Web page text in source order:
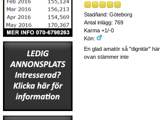
Stad/land: Göteborg
Antal inlägg: 769
Karma +1/-0
Kön:
En glad amatör så "dignitär" här
ovan stämmer inte